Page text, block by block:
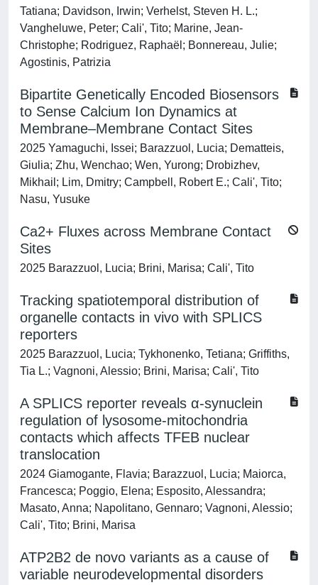
Tatiana; Davidson, Irwin; Verhelst, Steven H. L.;
Vangheluwe, Peter; Cali', Tito; Marine, Jean-
Christophe; Rodriguez, Raphaël; Bonnereau, Julie;
Agostinis, Patrizia
Bipartite Genetically Encoded Biosensors
to Sense Calcium Ion Dynamics at
Membrane–Membrane Contact Sites
2025 Yamaguchi, Issei; Barazzuol, Lucia; Dematteis,
Giulia; Zhu, Wenchao; Wen, Yurong; Drobizhev,
Mikhail; Lim, Dmitry; Campbell, Robert E.; Cali', Tito;
Nasu, Yusuke
Ca2+ Fluxes across Membrane Contact
Sites
2025 Barazzuol, Lucia; Brini, Marisa; Cali', Tito
Tracking spatiotemporal distribution of
organelle contacts in vivo with SPLICS
reporters
2025 Barazzuol, Lucia; Tykhonenko, Tetiana; Griffiths,
Tia L.; Vagnoni, Alessio; Brini, Marisa; Cali', Tito
A SPLICS reporter reveals α-synuclein
regulation of lysosome-mitochondria
contacts which affects TFEB nuclear
translocation
2024 Giamogante, Flavia; Barazzuol, Lucia; Maiorca,
Francesca; Poggio, Elena; Esposito, Alessandra;
Masato, Anna; Napolitano, Gennaro; Vagnoni, Alessio;
Cali', Tito; Brini, Marisa
ATP2B2 de novo variants as a cause of
variable neurodevelopmental disorders